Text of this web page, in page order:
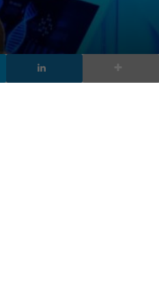
di NTT